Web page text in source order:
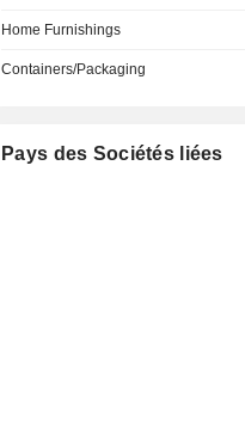
Home Furnishings
Containers/Packaging
Pays des Sociétés liées